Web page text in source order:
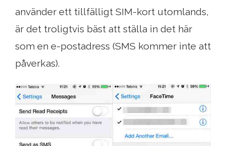
använder ett tillfälligt SIM-kort utomlands,
är det troligtvis bäst att ställa in det här
som en e-postadress (SMS kommer inte att
påverkas).